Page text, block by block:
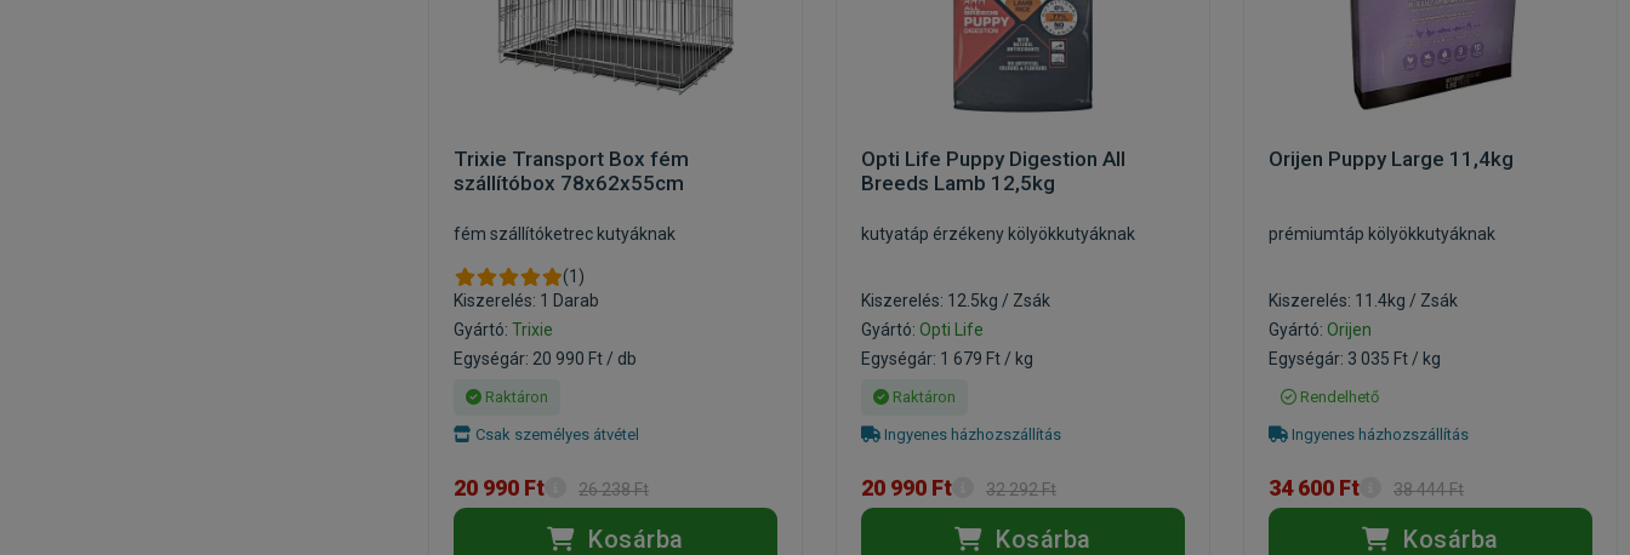
Trixie Transport Box fém
szállítóbox 78x62x55cm
fém szállítóketrec kutyáknak
(1)
Kiszerelés: 1 Darab
Gyártó: Trixie
Egységár: 20 990 Ft / db
Raktáron
Csak személyes átvétel
20 990 Ft 26 238 Ft
Kosárba
Opti Life Puppy Digestion All
Breeds Lamb 12,5kg
kutyatáp érzékeny kölyökkutyáknak
Kiszerelés: 12.5kg / Zsák
Gyártó: Opti Life
Egységár: 1 679 Ft / kg
Raktáron
Ingyenes házhozszállítás
20 990 Ft 32 292 Ft
Kosárba
Orijen Puppy Large 11,4kg
prémiumtáp kölyökkutyáknak
Kiszerelés: 11.4kg / Zsák
Gyártó: Orijen
Egységár: 3 035 Ft / kg
Rendelhető
Ingyenes házhozszállítás
34 600 Ft 38 444 Ft
Kosárba